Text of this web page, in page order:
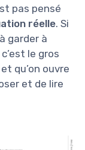
pas pensé
réelle. Si
garder à
le gros
qu’on ouvre
et de lire